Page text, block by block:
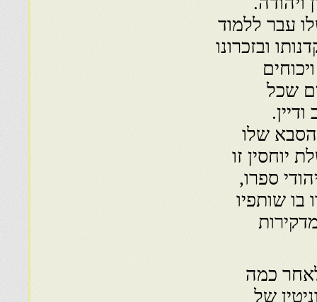
עבר ללמוד
ובזכרונו
שכל
שלו
יוחסין זו
ספרו,
שותפיו
כמה
של